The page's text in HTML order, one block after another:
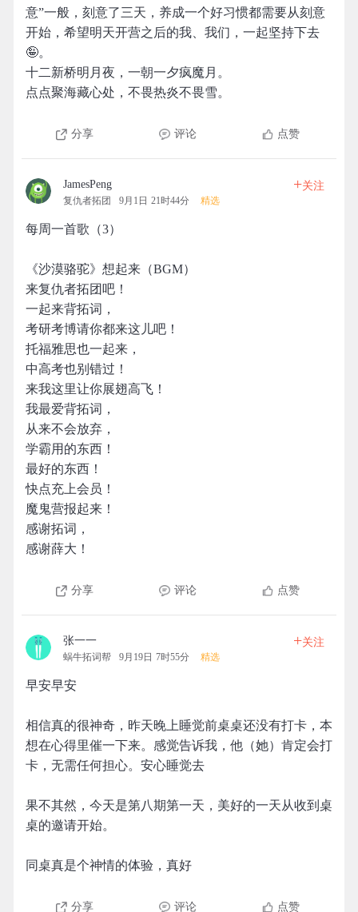
意”一般，刻意了三天，养成一个好习惯都需要从刻意
开始，希望明天开营之后的我、我们，一起坚持下去
🤪。
十二新桥明月夜，一朝一夕疯魔月。
点点聚海藏心处，不畏热炎不畏雪。
分享 评论 点赞
JamesPeng
复仇者拓团 9月1日 21时44分 精选
+关注
每周一首歌（3）
《沙漠骆驼》想起来（BGM）
来复仇者拓团吧！
一起来背拓词，
考研考博请你都来这儿吧！
托福雅思也一起来，
中高考也别错过！
来我这里让你展翅高飞！
我最爱背拓词，
从来不会放弃，
学霸用的东西！
最好的东西！
快点充上会员！
魔鬼营报起来！
感谢拓词，
感谢薛大！
分享 评论 点赞
张一一
蜗牛拓词帮 9月19日 7时55分 精选
+关注
早安早安
相信真的很神奇，昨天晚上睡觉前桌桌还没有打卡，本
想在心得里催一下来。感觉告诉我，他（她）肯定会打
卡，无需任何担心。安心睡觉去
果不其然，今天是第八期第一天，美好的一天从收到桌
桌的邀请开始。
同桌真是个神情的体验，真好
分享 评论 点赞